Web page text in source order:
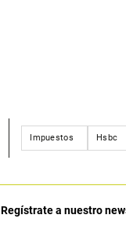
Impuestos Hsbc
Regístrate a nuestro